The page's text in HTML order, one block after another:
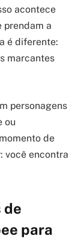
acontece
prendam a
é diferente:
marcantes
personagens
ou
de
você encontra
de
para